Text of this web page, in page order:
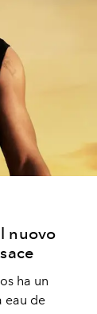
nuovo
ha un
eau de